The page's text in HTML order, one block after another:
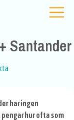
Santander
har ingen
hur ofta som